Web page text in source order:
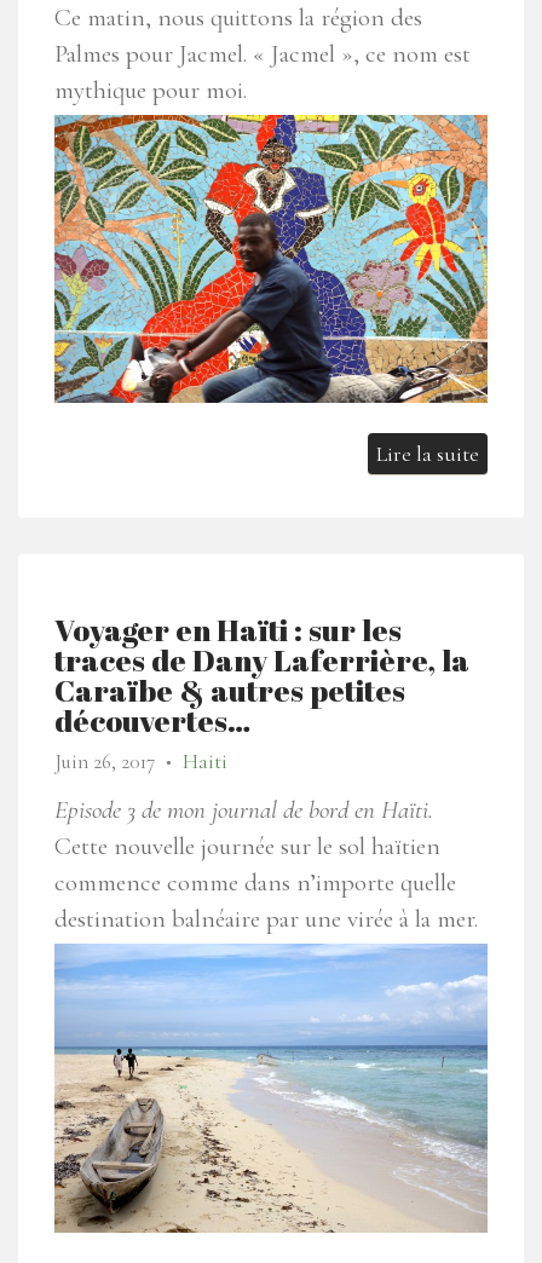
Ce matin, nous quittons la région des
Palmes pour Jacmel. « Jacmel », ce nom est
mythique pour moi.
Lire la suite
Voyager en Haïti : sur les
traces de Dany Laferrière, la
Caraïbe & autres petites
découvertes…
Juin 26, 2017 ● Haiti
Episode 3 de mon journal de bord en Haïti.
Cette nouvelle journée sur le sol haïtien
commence comme dans n’importe quelle
destination balnéaire par une virée à la mer.